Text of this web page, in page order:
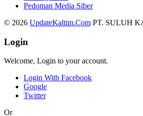
Pedoman Media Siber
© 2026 UpdateKaltim.Com PT. SULUH
Login
Welcome, Login to your account.
Login With Facebook
Google
Twitter
Or